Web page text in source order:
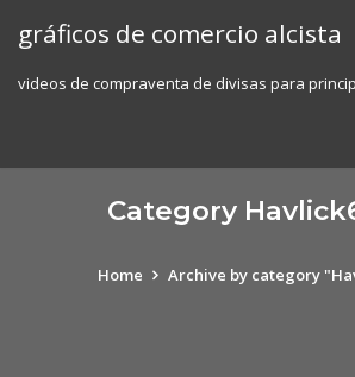
gráficos de comercio alcista
videos de compraventa de divisas para
Category
Home Archive by category